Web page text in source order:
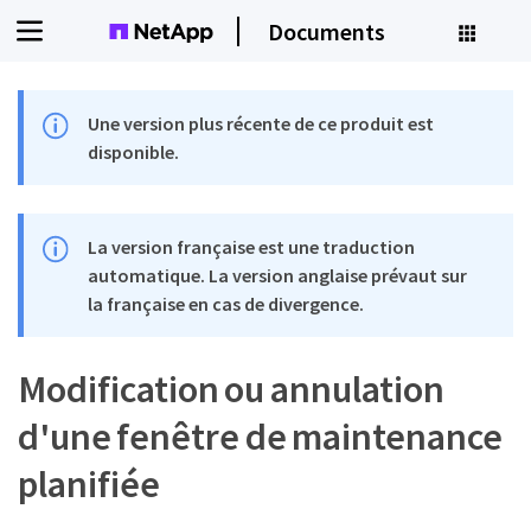
Documents
Une version plus récente de ce produit est
disponible.
La version française est une traduction
automatique. La version anglaise prévaut sur
la française en cas de divergence.
Modification ou annulation
d'une fenêtre de maintenance
planifiée